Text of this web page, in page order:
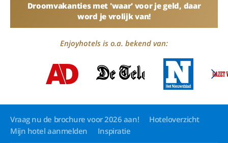
Droomvakanties met 'waar' voor je geld, daar
word je vrolijk van!
Enjoyhotels is o.a. bekend van:
Vraag nu de brochure voor 2026 aan!
Hoteloverzicht
Mijn hotel aanmelden
Inspiratie